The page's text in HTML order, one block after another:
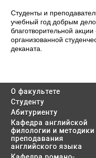
Студенты и
учебный год добрым
благотворительной
организованной
деканата.
О факультете
Студенту
Абитуриенту
Кафедра английской
филологии и методики
преподавания
английского языка